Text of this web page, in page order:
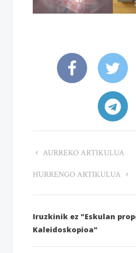
AURREKO ARTIKULUA
HURRENGO ARTIKULUA
Iruzkinik ez "Eskulan
Kaleidoskopioa"